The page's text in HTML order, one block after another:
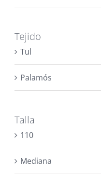
Tejido
Tul
Palamós
Talla
110
Mediana